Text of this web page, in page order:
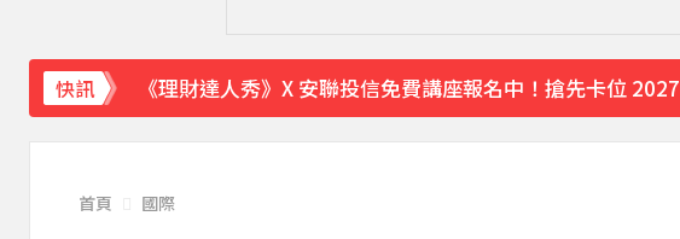
快訊
《理財達人秀》X 安聯投信免費講座報名中！搶先卡位 2027
首頁 國際